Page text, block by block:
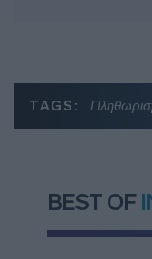
TAGS:
BEST OF